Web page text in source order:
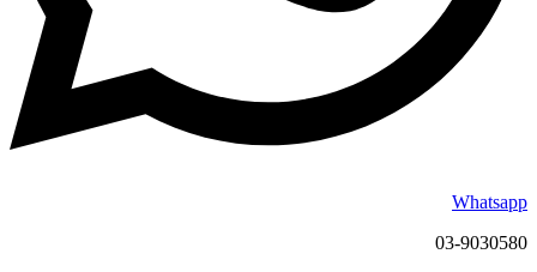
Whatsapp
03-9030580